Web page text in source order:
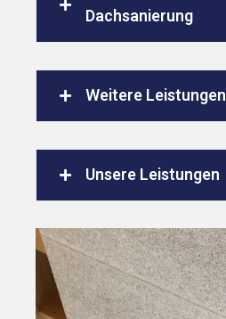
Dachsanierung
Weitere Leistungen
Unsere Leistungen